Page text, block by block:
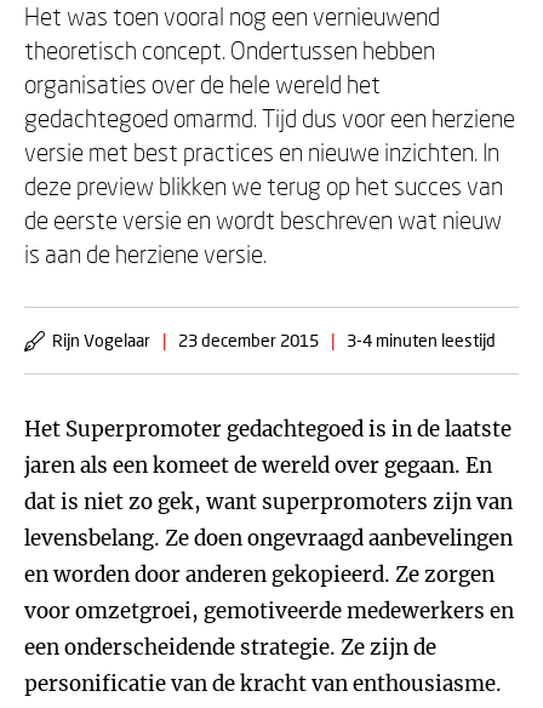
Het was toen vooral nog een vernieuwend
theoretisch concept. Ondertussen hebben
organisaties over de hele wereld het
gedachtegoed omarmd. Tijd dus voor een herziene
versie met best practices en nieuwe inzichten. In
deze preview blikken we terug op het succes van
de eerste versie en wordt beschreven wat nieuw
is aan de herziene versie.
Rijn Vogelaar | 23 december 2015 | 3-4 minuten leestijd
Het Superpromoter gedachtegoed is in de laatste
jaren als een komeet de wereld over gegaan. En
dat is niet zo gek, want superpromoters zijn van
levensbelang. Ze doen ongevraagd aanbevelingen
en worden door anderen gekopieerd. Ze zorgen
voor omzetgroei, gemotiveerde medewerkers en
een onderscheidende strategie. Ze zijn de
personificatie van de kracht van enthousiasme.